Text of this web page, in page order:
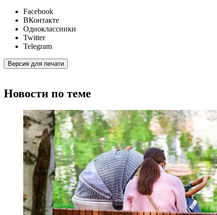
Facebook
ВКонтакте
Одноклассники
Twitter
Telegram
Версия для печати
Новости по теме